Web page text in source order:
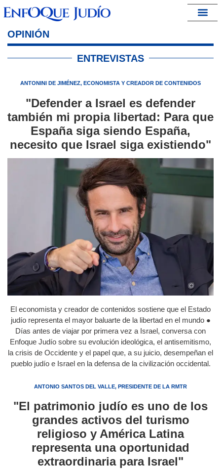
OPINIÓN
ENTREVISTAS
ANTONINI DE JIMÉNEZ, ECONOMISTA Y CREADOR DE CONTENIDOS
"Defender a Israel es defender
también mi propia libertad: Para que
España siga siendo España,
necesito que Israel siga existiendo"
El economista y creador de contenidos sostiene que el Estado
judío representa el mayor baluarte de la libertad en el mundo ●
Días antes de viajar por primera vez a Israel, conversa con
Enfoque Judío sobre su evolución ideológica, el antisemitismo,
la crisis de Occidente y el papel que, a su juicio, desempeñan el
pueblo judío e Israel en la defensa de la civilización occidental.
ANTONIO SANTOS DEL VALLE, PRESIDENTE DE LA RMTR
"El patrimonio judío es uno de los
grandes activos del turismo
religioso y América Latina
representa una oportunidad
extraordinaria para Israel"